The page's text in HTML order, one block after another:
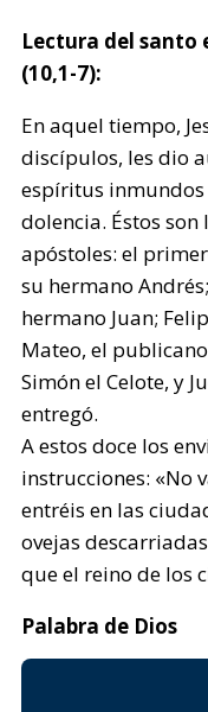
Lectura del santo
(10,1-7):
En aquel tiempo,
discípulos, les dio
espíritus
dolencia. Éstos
apóstoles: el
su hermano
hermano Juan;
Mateo, el
Simón el Celote, y
entregó.
A estos doce los
instrucciones: «No
entréis en las
ovejas
que el reino de los
Palabra de Dios